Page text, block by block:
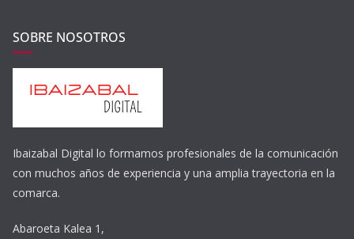
SOBRE NOSOTROS
Ibaizabal Digital lo formamos profesionales de la comunicación
con muchos años de experiencia y una amplia trayectoria en la
comarca.
Abaroeta Kalea 1,